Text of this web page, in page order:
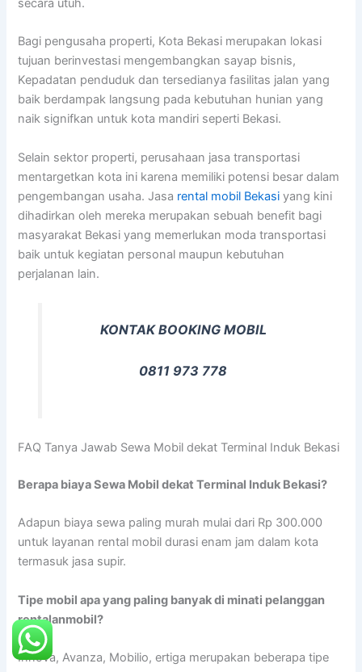
secara utuh.
Bagi pengusaha properti, Kota Bekasi merupakan lokasi
tujuan berinvestasi mengembangkan sayap bisnis,
Kepadatan penduduk dan tersedianya fasilitas jalan yang
baik berdampak langsung pada kebutuhan hunian yang
naik signifkan untuk kota mandiri seperti Bekasi.
Selain sektor properti, perusahaan jasa transportasi
mentargetkan kota ini karena memiliki potensi besar dalam
pengembangan usaha. Jasa rental mobil Bekasi yang kini
dihadirkan oleh mereka merupakan sebuah benefit bagi
masyarakat Bekasi yang memerlukan moda transportasi
baik untuk kegiatan personal maupun kebutuhan
perjalanan lain.
KONTAK BOOKING MOBIL
0811 973 778
FAQ Tanya Jawab Sewa Mobil dekat Terminal Induk Bekasi
Berapa biaya Sewa Mobil dekat Terminal Induk Bekasi?
Adapun biaya sewa paling murah mulai dari Rp 300.000
untuk layanan rental mobil durasi enam jam dalam kota
termasuk jasa supir.
Tipe mobil apa yang paling banyak di minati pelanggan
rentalanmobil?
Innova, Avanza, Mobilio, ertiga merupakan beberapa tipe